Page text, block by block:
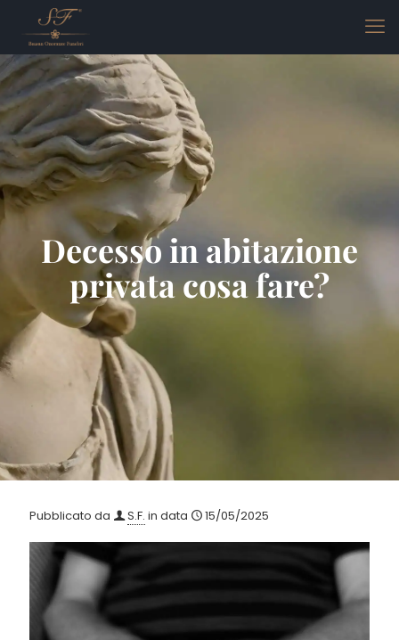
Decesso in abitazione
privata cosa fare?
Pubblicato da S.F. in data 15/05/2025